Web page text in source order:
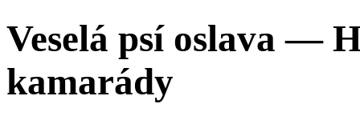
Veselá psí oslava —
kamarády